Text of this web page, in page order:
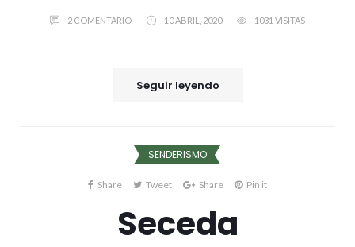
2 COMENTARIO 10 ABRIL, 2020 1031 VISITAS
Seguir leyendo
SENDERISMO
Share Tweet Share Pin it
Seceda